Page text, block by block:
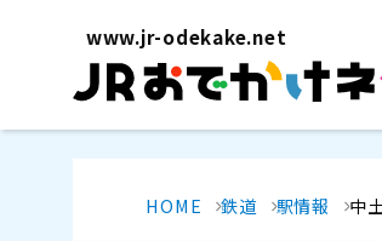
www.jr-odekake.net
HOME 鉄道 駅情報 中